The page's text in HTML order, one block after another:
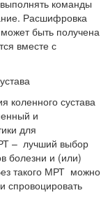
команды
Расшифровка
быть получена
вместе с
коленного сустава
и
для
– лучший выбор
болезни и (или)
такого МРТ можно
спровоцировать